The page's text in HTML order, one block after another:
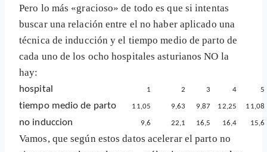
Pero lo más «gracioso» de todo es que si intentas
buscar una relación entre el no haber aplicado una
técnica de inducción y el tiempo medio de parto de
cada uno de los ocho hospitales asturianos NO la
hay:
hospital 1 2 3 4 5
tiempo medio de parto 11,05 9,63 9,87 12,25 11,08
no induccion 9,6 22,1 16,5 16,4 15,6
Vamos, que según estos datos acelerar el parto no